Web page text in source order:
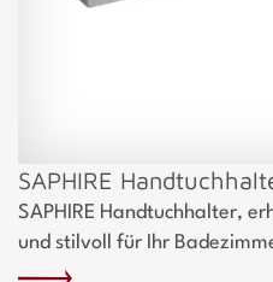
SAPHIRE
SAPHIRE Handtuchhalter,
und stilvoll für Ihr